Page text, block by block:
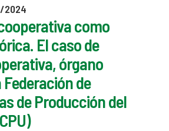
2024
como
El caso de
órgano
de
de Producción del